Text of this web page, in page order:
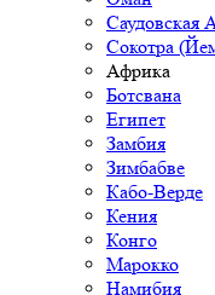
Саудовская
Сокотра
Африка
Ботсвана
Египет
Замбия
Зимбабве
Кабо-Верде
Кения
Конго
Марокко
Намибия